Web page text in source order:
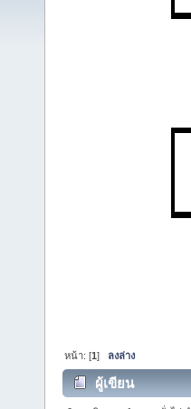
หน้า: [1] ลงล่าง
ผู้เขียน